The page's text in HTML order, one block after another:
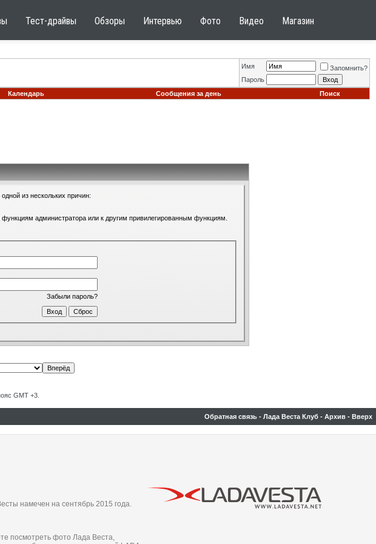
Тест-драйвы Обзоры Интервью Фото Видео Магазин
Имя
Запомнить?
Пароль
Календарь Сообщения за день Поиск
из нескольких причин:
администратора или к другим привилегированным функциям.
Забыли пароль?
GMT +3.
Обратная связь - Лада Веста Клуб - Архив - Вверх
намечен на сентябрь 2015 года.
посмотреть фото Лада Веста,